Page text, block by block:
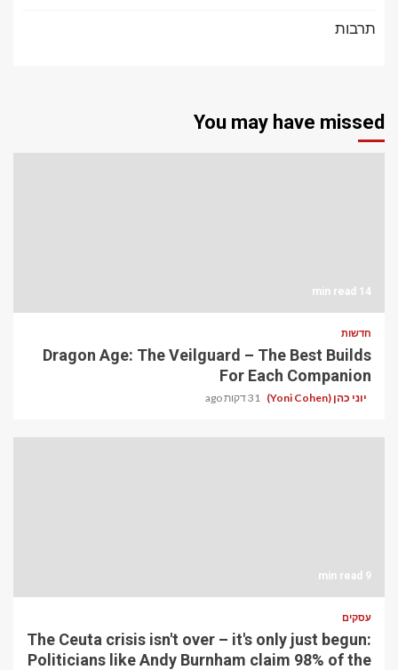
תרבות
You may have missed
14 min read
חדשות
Dragon Age: The Veilguard – The Best Builds
For Each Companion
יוני כהן (Yoni Cohen) 31 דקות ago
9 min read
עסקים
The Ceuta crisis isn't over – it's only just begun:
Politicians like Andy Burnham claim 98% of the